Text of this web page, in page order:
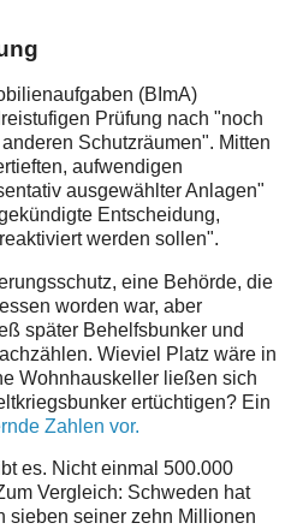
(BImA)
Prüfung nach "noch
Schutzräumen". Mitten
aufwendigen
ausgewählter Anlagen"
Entscheidung,
werden sollen".
eine Behörde, die
worden war, aber
später Behelfsbunker und
Wieviel Platz wäre in
Wohnhauskeller ließen sich
ertüchtigen? Ein
Zahlen vor.
es. Nicht einmal 500.000
Vergleich: Schweden hat
sieben seiner zehn Millionen